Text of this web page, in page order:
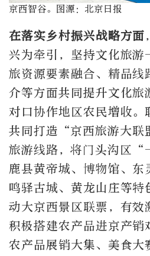
京西智谷。图源：北京日报
在落实乡村振兴战略方面
兴为牵引，坚持文化旅游
旅资源要素融合、精品线
介等方面共同提升文化旅
对口协作地区农民增收。
共同打造“京西旅游大联
旅游线路，将门头沟区“
鹿县黄帝城、博物馆、东
鸣驿古城、黄龙山庄等特
动大京西景区联票，有效
积极搭建农产品进京产销
农产品展销大集、美食大